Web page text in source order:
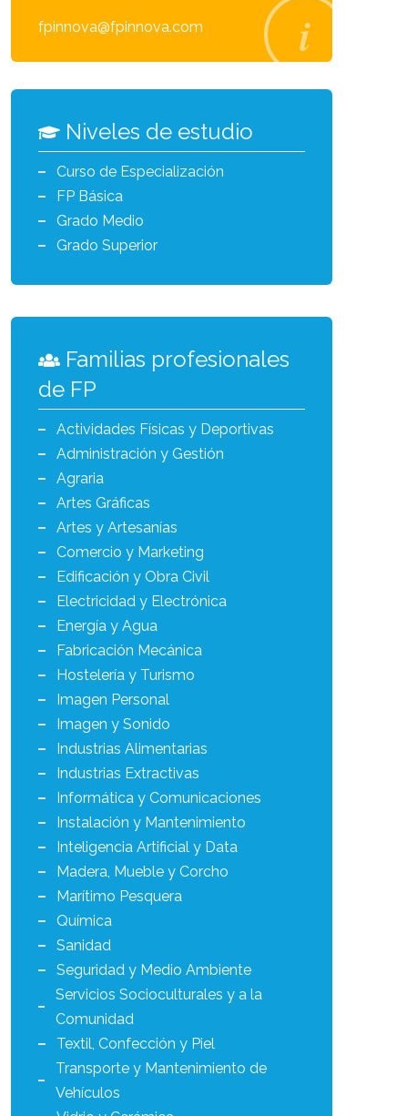
fpinnova@fpinnova.com
Niveles de estudio
Curso de Especialización
FP Básica
Grado Medio
Grado Superior
Familias profesionales
de FP
Actividades Físicas y Deportivas
Administración y Gestión
Agraria
Artes Gráficas
Artes y Artesanías
Comercio y Marketing
Edificación y Obra Civil
Electricidad y Electrónica
Energía y Agua
Fabricación Mecánica
Hostelería y Turismo
Imagen Personal
Imagen y Sonido
Industrias Alimentarias
Industrias Extractivas
Informática y Comunicaciones
Instalación y Mantenimiento
Inteligencia Artificial y Data
Madera, Mueble y Corcho
Marítimo Pesquera
Química
Sanidad
Seguridad y Medio Ambiente
Servicios Socioculturales y a la
Comunidad
Textil, Confección y Piel
Transporte y Mantenimiento de
Vehículos